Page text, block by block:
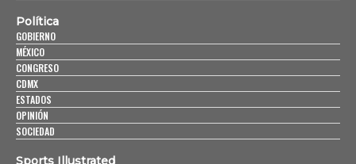
Política
GOBIERNO
MÉXICO
CONGRESO
CDMX
ESTADOS
OPINIÓN
SOCIEDAD
Sports Illustrated